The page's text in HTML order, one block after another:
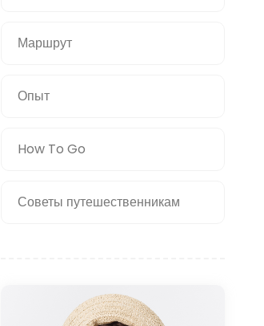
Маршрут
Опыт
How To Go
Советы путешественникам